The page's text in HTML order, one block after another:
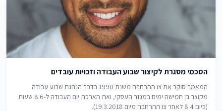
הסכמי מסגרת לקיצור שבוע העבודה וזכויות עובדים
המאמר סוקר את צו ההרחבה משנת 1990 בדבר הנהגת שבוע עבודה
מקוצר בן חמישה ימים במגזר העסקי, ואת הארכת יום העבודה ל-8.6 שעות
(כיום 8.4 לאחר צו ההרחבה מיום 19.3.2018).